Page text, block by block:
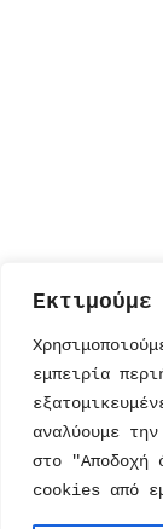
εμπειρία
αναλύουμε
στο "Αποδοχή
cookies από
ΤΟΥΡΤΕΣ
ΣΥΝΤΑΓΕΣ
ΠΡΟΣΚΛΗΣΕΙΣ